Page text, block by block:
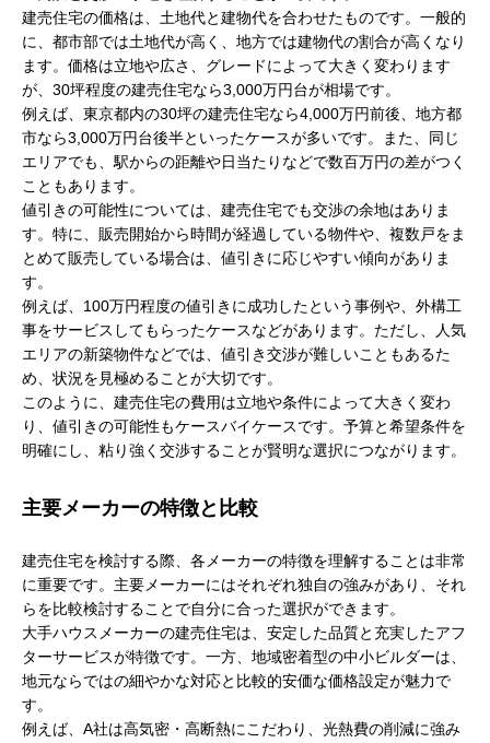
建売住宅の価格は、土地代と建物代を合わせたものです。一般的
に、都市部では土地代が高く、地方では建物代の割合が高くなり
ます。価格は立地や広さ、グレードによって大きく変わります
が、30坪程度の建売住宅なら3,000万円台が相場です。
例えば、東京都内の30坪の建売住宅なら4,000万円前後、地方都
市なら3,000万円台後半といったケースが多いです。また、同じ
エリアでも、駅からの距離や日当たりなどで数百万円の差がつく
こともあります。
値引きの可能性については、建売住宅でも交渉の余地はありま
す。特に、販売開始から時間が経過している物件や、複数戸をま
とめて販売している場合は、値引きに応じやすい傾向がありま
す。
例えば、100万円程度の値引きに成功したという事例や、外構工
事をサービスしてもらったケースなどがあります。ただし、人気
エリアの新築物件などでは、値引き交渉が難しいこともあるた
め、状況を見極めることが大切です。
このように、建売住宅の費用は立地や条件によって大きく変わ
り、値引きの可能性もケースバイケースです。予算と希望条件を
明確にし、粘り強く交渉することが賢明な選択につながります。
主要メーカーの特徴と比較
建売住宅を検討する際、各メーカーの特徴を理解することは非常
に重要です。主要メーカーにはそれぞれ独自の強みがあり、それ
らを比較検討することで自分に合った選択ができます。
大手ハウスメーカーの建売住宅は、安定した品質と充実したアフ
ターサービスが特徴です。一方、地域密着型の中小ビルダーは、
地元ならではの細やかな対応と比較的安価な価格設定が魅力で
す。
例えば、A社は高気密・高断熱にこだわり、光熱費の削減に強み